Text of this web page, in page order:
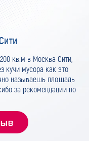
кв.м в Москва Сити,
кучи мусора как это
называешь площадь
за рекомендации по